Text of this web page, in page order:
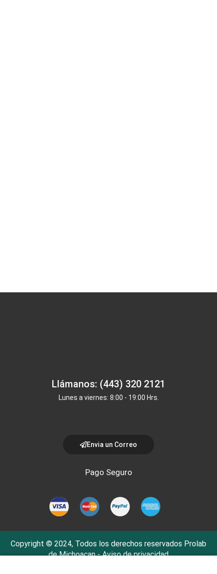
Llámanos: (443) 320 2121
Lunes a viernes: 8:00 - 19:00 Hrs.
Envia un Correo
Pago Seguro
Copyright © 2024, Todos los derechos reservados Prolab
de Michoacan -Aviso de privacidad